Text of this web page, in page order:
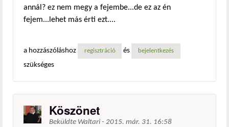
annál? ez nem megy a fejembe...de ez az én
fejem...lehet más érti ezt....
a hozzászóláshoz regisztráció és bejelentkezés
szükséges
Köszönet
Beküldte Waltari - 2015. már. 31. 16:58